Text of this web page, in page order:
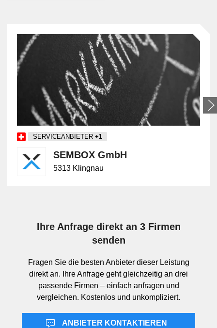
und ERP
KMU-Software liegt in unterschiedlichen
Ausprägungen vor. Einzellösungen decken meist
einen klar abgegrenzten Bereich wie Zeiterfassung
oder Buchhaltung ab. Modulare Systeme verbinden
mehrere Funktionsbereiche, ohne dass alle Module
zwingend genutzt werden müssen. ERP-Systeme
gehen weiter und verknüpfen Ressourcen, Aufträge,
Finanzen, Lager und weitere Unternehmensdaten in
einer gemeinsamen Systemlogik. Welche Form
geeignet ist, hängt von Prozessumfang, Datenflüssen
und gewünschter Integration ab.
Informatikdienstleistungen,
Kommunikation und Technologien
Innerhalb der Informatik- & Webbranche bezeichnet
KMU-Software die eigentliche Geschäftsanwendung.
Sie ist von Informatikdienstleistungen zu
unterscheiden, die etwa Beratung, Betrieb, Support
Bereich Kommunikation steht nicht der Austausch über
SERVICEANBIETER +1
SEMBOX GmbH
5313 Klingnau
Ihre Anfrage direkt an 3 Firmen
senden
Fragen Sie die besten Anbieter dieser Leistung
direkt an. Ihre Anfrage geht gleichzeitig an drei
passende Firmen – einfach anfragen und
vergleichen. Kostenlos und unkompliziert.
ANBIETER KONTAKTIEREN